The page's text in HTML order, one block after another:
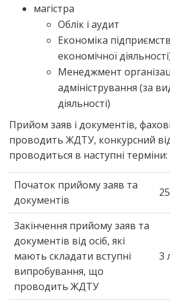
магістра
Облік і аудит
Економіка
економічної
Менеджмент
адміністрування (за
діяльності)
Прийом заяв і документів,
проводить ЖДТУ, конкурсний
проводиться в наступні терміни:
Початок прийому заяв та
документів
Закінчення прийому заяв та
документів від осіб, які
мають складати вступні
випробування, що
проводить ЖДТУ
3